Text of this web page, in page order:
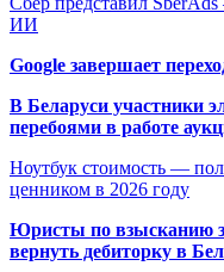
ИИ
Google завершает
В Беларуси участники
перебоями в работе
Ноутбук стоимость —
ценником в 2026 году
Юристы по взысканию
вернуть дебиторку в